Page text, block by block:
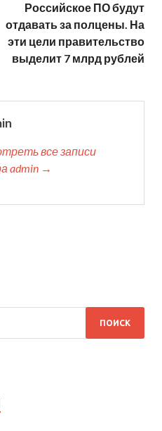
Российское ПО будут
отдавать за полцены. На
эти цели правительство
выделит 7 млрд рублей
все записи
admin →